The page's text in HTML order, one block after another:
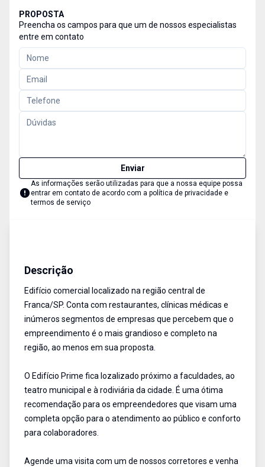
PROPOSTA
Preencha os campos para que um de nossos especialistas
entre em contato
Enviar
As informações serão utilizadas para que a nossa equipe possa
entrar em contato de acordo com a política de privacidade e
termos de serviço
Descrição
Edifício comercial localizado na região central de
Franca/SP. Conta com restaurantes, clínicas médicas e
inúmeros segmentos de empresas que percebem que o
empreendimento é o mais grandioso e completo na
região, ao menos em sua proposta.
O Edifício Prime fica lozalizado próximo a faculdades, ao
teatro municipal e à rodiviária da cidade. É uma ótima
recomendação para os empreendedores que visam uma
completa opção para o atendimento ao público e conforto
para colaboradores.
Agende uma visita com um de nossos corretores e venha